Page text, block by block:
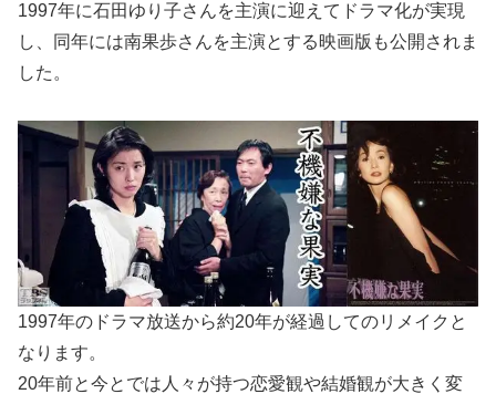
1997年に石田ゆり子さんを主演に迎えてドラマ化が実現
し、同年には南果歩さんを主演とする映画版も公開されま
した。
1997年のドラマ放送から約20年が経過してのリメイクと
なります。
20年前と今とでは人々が持つ恋愛観や結婚観が大きく変